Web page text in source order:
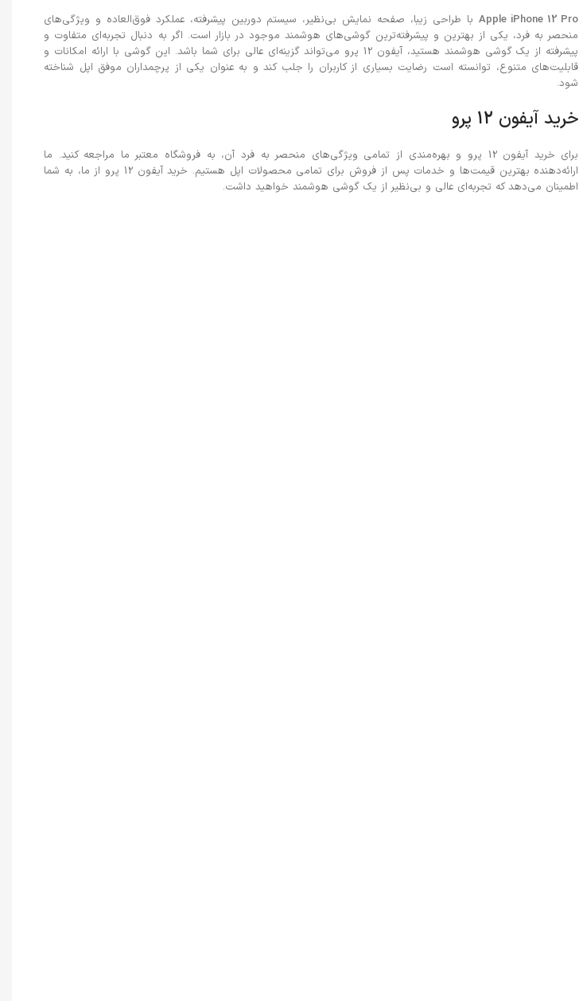
Apple iPhone 12 Pro با طراحی زیبا، صفحه نمایش بی‌نظیر، سیستم دوربین پیشرفته، عملکرد فوق‌العاده و ویژگی‌های
منحصر به فرد، یکی از بهترین و پیشرفته‌ترین گوشی‌های هوشمند موجود در بازار است. اگر به دنبال تجربه‌ای متفاوت و
پیشرفته از یک گوشی هوشمند هستید، آیفون 12 پرو می‌تواند گزینه‌ای عالی برای شما باشد. این گوشی با ارائه امکانات و
قابلیت‌های متنوع، توانسته است رضایت بسیاری از کاربران را جلب کند و به عنوان یکی از پرچمداران موفق اپل شناخته
شود.
خرید آیفون 12 پرو
برای خرید آیفون 12 پرو و بهره‌مندی از تمامی ویژگی‌های منحصر به فرد آن، به فروشگاه معتبر ما مراجعه کنید. ما
ارائه‌دهنده بهترین قیمت‌ها و خدمات پس از فروش برای تمامی محصولات اپل هستیم. خرید آیفون 12 پرو از ما، به شما
اطمینان می‌دهد که تجربه‌ای عالی و بی‌نظیر از یک گوشی هوشمند خواهید داشت.